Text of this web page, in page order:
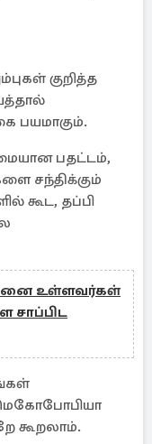
குறித்த
பயமாகும்.
பதட்டம்,
சந்திக்கும்
கூட, தப்பி
உள்ளவர்கள்
சாப்பிட
கூறலாம்.